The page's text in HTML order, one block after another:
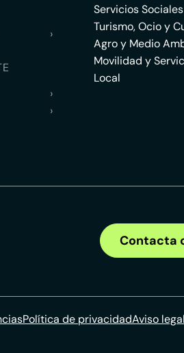
›
›
›
Servicios
Turismo, Ocio y
Agro y Medio
Movilidad y
Local
Contacta
Política de privacidadAviso legal